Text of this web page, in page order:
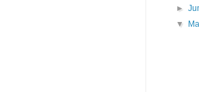
►
▼